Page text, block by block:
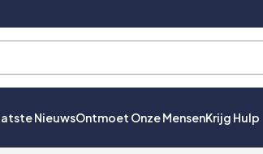
NieuwsOntmoet Onze MensenKrijg Hulp